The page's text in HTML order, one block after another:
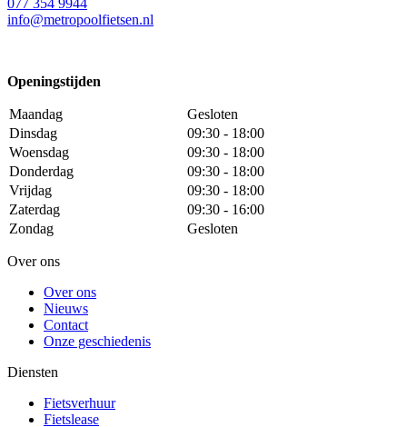
info@metropoolfietsen.nl
Openingstijden
Maandag
Gesloten
Dinsdag
09:30 - 18:00
Woensdag
09:30 - 18:00
Donderdag
09:30 - 18:00
Vrijdag
09:30 - 18:00
Zaterdag
09:30 - 16:00
Zondag
Gesloten
Over ons
Over ons
Nieuws
Contact
Onze geschiedenis
Diensten
Fietsverhuur
Fietslease